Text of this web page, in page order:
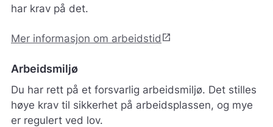
har krav på det.
Mer informasjon om arbeidstid open_in_new
Arbeidsmiljø
Du har rett på et forsvarlig arbeidsmiljø. Det stilles
høye krav til sikkerhet på arbeidsplassen, og mye
er regulert ved lov.